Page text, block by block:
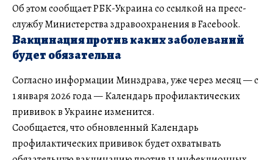
Об этом сообщает РБК-Украина со ссылкой на пресс-
службу Министерства здравоохранения в Facebook.
Вакцинация против каких заболеваний
будет обязательна
Согласно информации Минздрава, уже через месяц — с
1 января 2026 года — Календарь профилактических
прививок в Украине изменится.
Сообщается, что обновленный Календарь
профилактических прививок будет охватывать